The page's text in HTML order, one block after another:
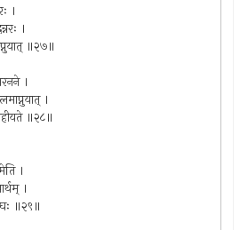
।
।
॥२७॥
।
।
॥२८॥
।
।
॥२९॥